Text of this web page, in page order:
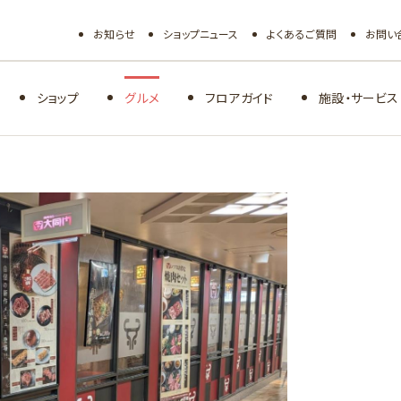
お知らせ ショップニュース よくあるご質問 お問い
ショップ グルメ フロアガイド 施設・サービス